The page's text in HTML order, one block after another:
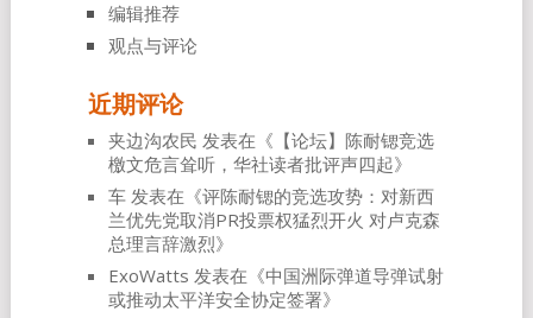
编辑推荐
观点与评论
近期评论
夹边沟农民 发表在《 【论坛】陈耐锶竞选
檄文危言耸听，华社读者批评声四起》
车发表在《评陈耐锶的竞选攻势：对新西
兰优先党取消PR投票权猛烈开火 对卢克森
总理言辞激烈》
ExoWatts 发表在《中国洲际弹道导弹试射
或推动太平洋安全协定签署》